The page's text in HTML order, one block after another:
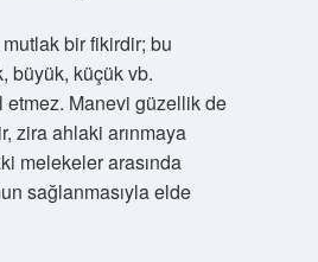
bir fikirdir; bu
büyük, küçük vb.
Manevi güzellik de
zira ahlaki arınmaya
melekeler arasında
sağlanmasıyla elde